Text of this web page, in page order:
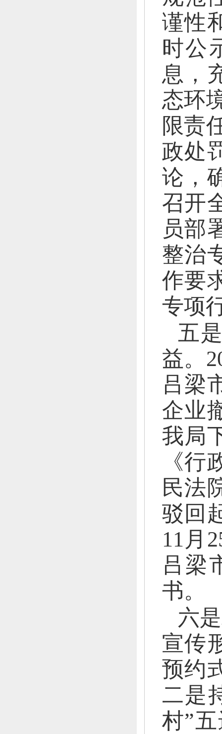
谨性
时公
息，
态环
限责
政处
论，
召开
员部
整治
作要
专项
五
益。
吕梁
企业
我局
《
民法
驳回
11月
吕梁
书。
六
宣传
预约
二是
村”